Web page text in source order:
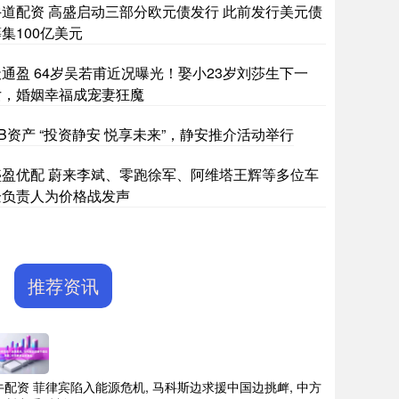
配资 高盛启动三部分欧元债发行 此前发行美元债
100亿美元
盈 64岁吴若甫近况曝光！娶小23岁刘莎生下一
婚姻幸福成宠妻狂魔
资产 “投资静安 悦享未来”，静安推介活动举行
优配 蔚来李斌、零跑徐军、阿维塔王辉等多位车
责人为价格战发声
推荐资讯
配资 菲律宾陷入能源危机, 马科斯边求援中国边挑衅, 中方